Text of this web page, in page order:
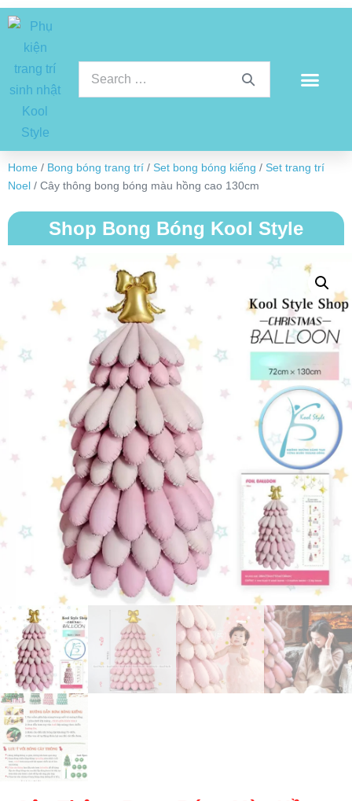
Home / Bong bóng trang trí / Set bong bóng kiếng / Set trang trí
Noel / Cây thông bong bóng màu hồng cao 130cm
Shop Bong Bóng Kool Style